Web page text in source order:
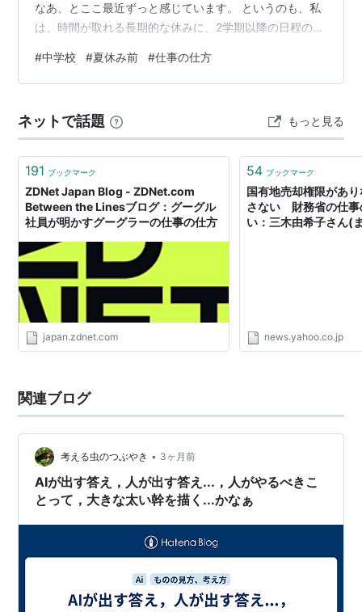
なあ、とここ最近ずっと感じています。 というのも、私
は、時間が取れる長期的な休みに、2学期以降の日程の確
ながら、大枠を組み立てていきたいと考えているんで
す。ちょっと先のことを見越して計画する、というイメ
は、他の先生方にもいろいろな仕事を分担していただく
必要があるんですね。 ただ、ここで大事にしたいのは、
「仕事をまる投げする」ということではありません。…
#中学校 #夏休み前 #仕事の仕方
ネットで話題 もっと見る
191 ブックマーク
ZDNet Japan Blog - ZDNet.com
Between the Linesブログ：グーグル
社員が明かすグーグラーの仕事の仕方
japan.zdnet.com
54 ブックマーク
国有地売却権限があ
さない 財務省の仕事
い：三木由希子さん(
news.yahoo.co.jp
関連ブログ
考える虫のつぶやき • 3ヶ月前
AIが出す答え，人が出す答え...，人がやるべきこ
とって，大きな太い幹を描く...かなぁ